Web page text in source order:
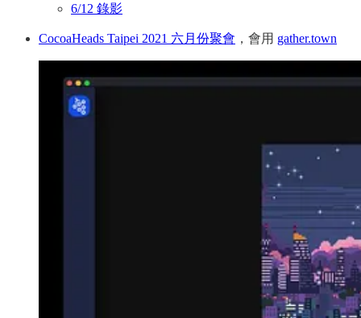
6/12 錄影
CocoaHeads Taipei 2021 六月份聚會 ，會用 gather.town